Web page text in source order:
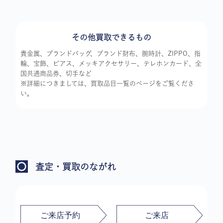
その他買取できるもの
貴金属、ブランドバッグ、ブランド財布、腕時計、ZIPPO、指
輪、宝飾、ピアス、メッキアクセサリー、テレホンカード、全
国共通商品券、切手など
※詳細につきましては、買取品目一覧のページをご覧くださ
い。
査定・買取のながれ